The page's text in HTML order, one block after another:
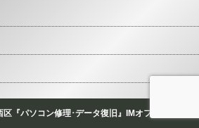
『パソコン修理･データ復旧』IMオフィス